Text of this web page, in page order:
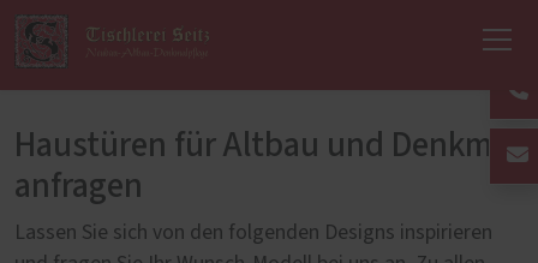
Haustüren für Altbau und Denkmal
anfragen
Lassen Sie sich von den folgenden Designs inspirieren